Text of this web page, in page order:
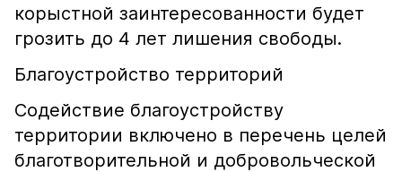
корыстной заинтересованности будет
грозить до 4 лет лишения свободы.
Благоустройство территорий
Содействие благоустройству
территории включено в перечень целей
благотворительной и добровольческой